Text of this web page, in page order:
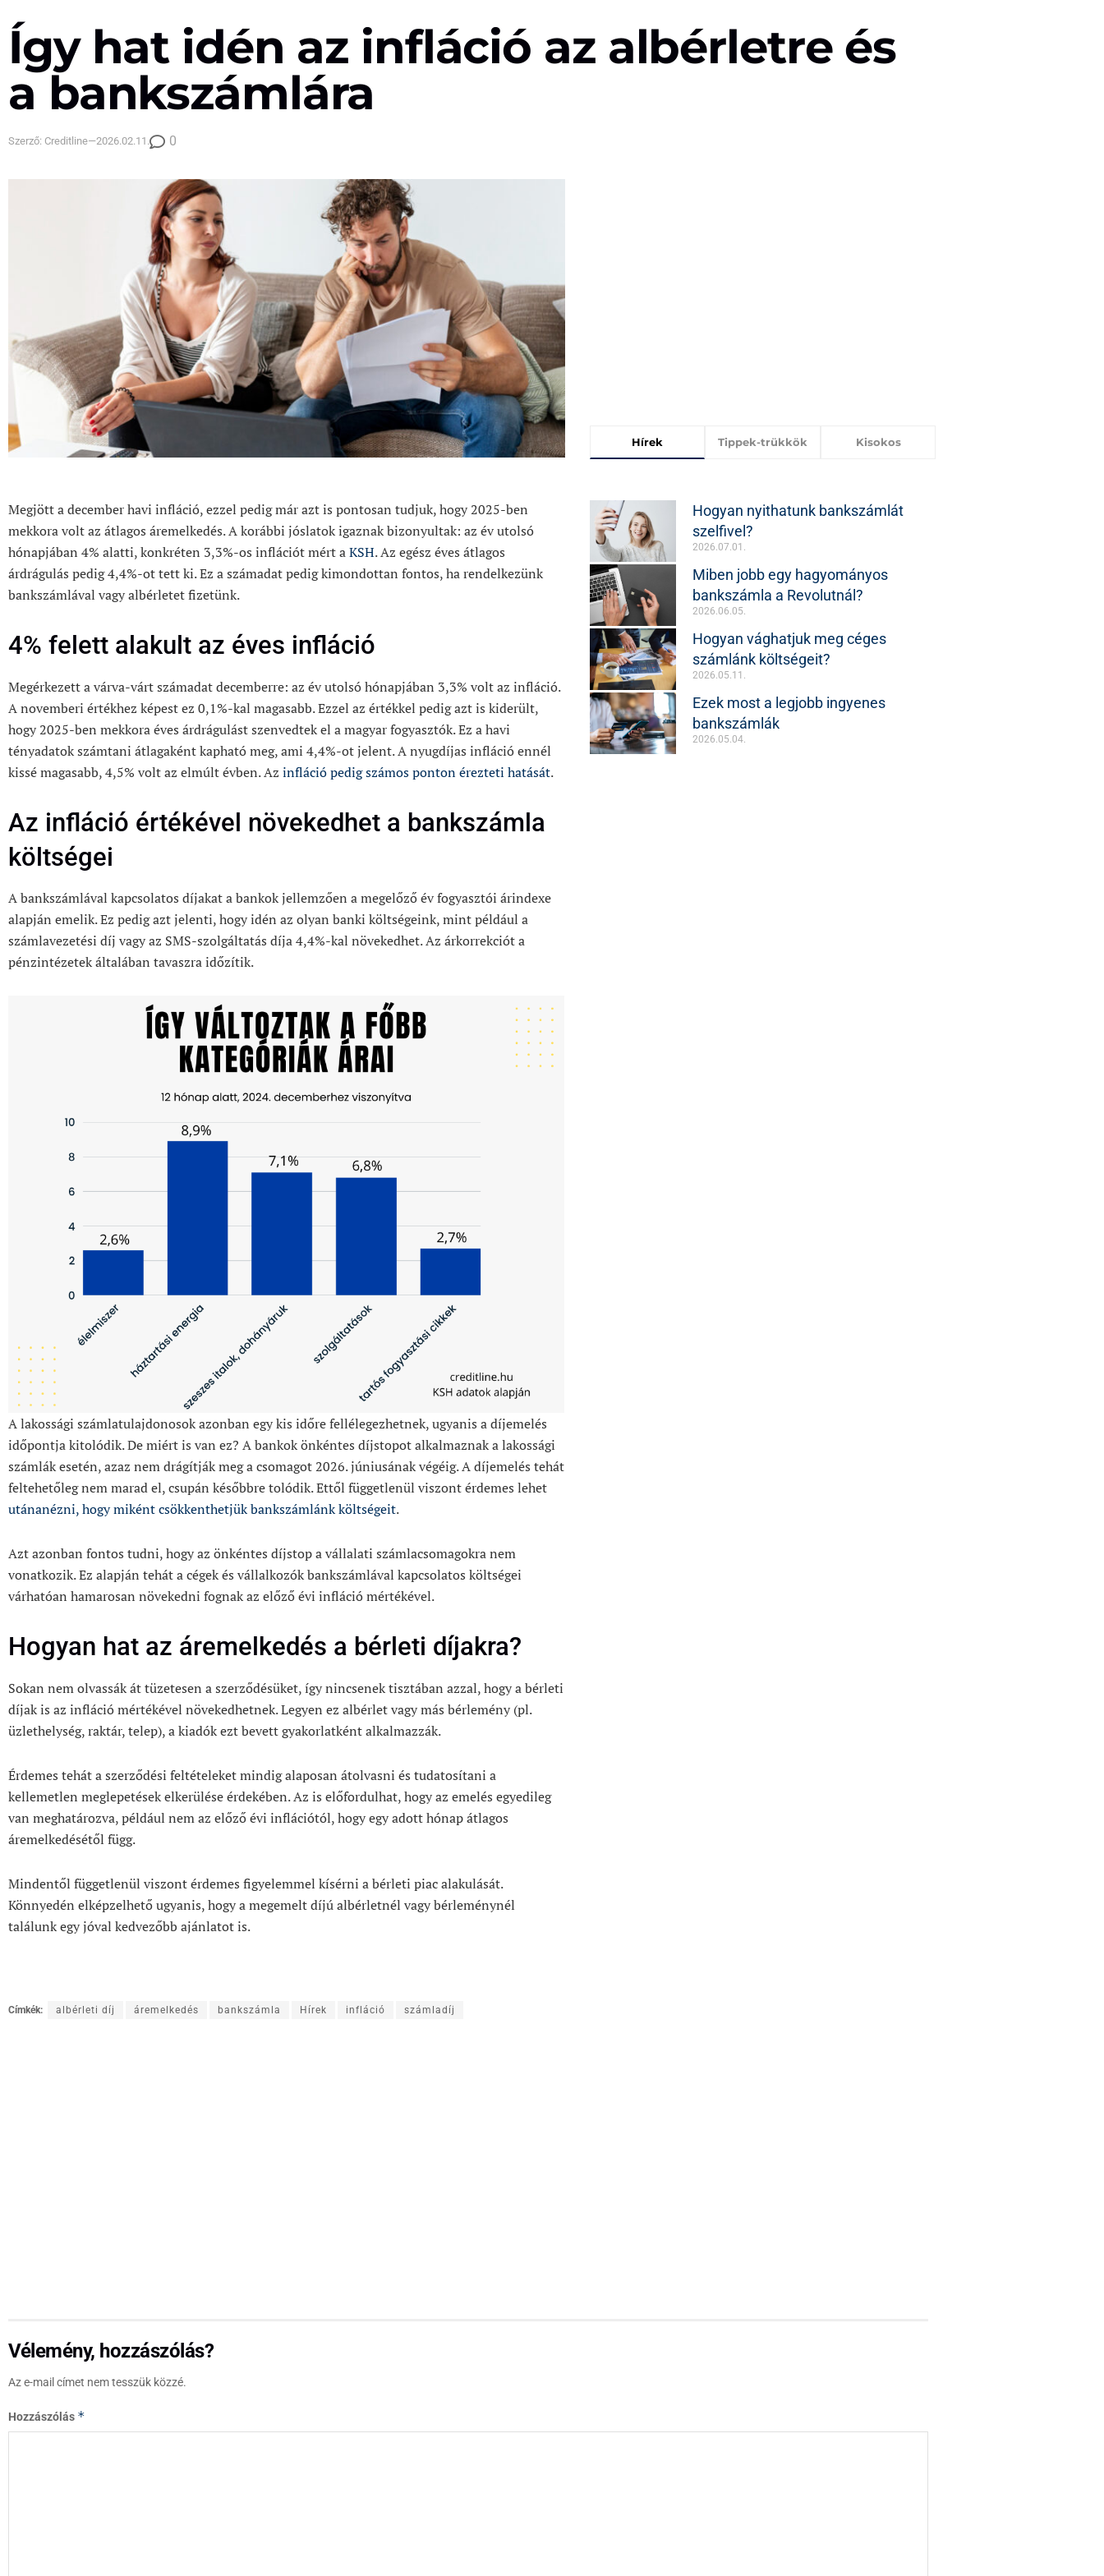
Így hat idén az infláció az albérletre és
a bankszámlára
Szerző: Creditline—2026.02.11. 0
Megjött a december havi infláció, ezzel pedig már azt is pontosan tudjuk, hogy 2025-ben
mekkora volt az átlagos áremelkedés. A korábbi jóslatok igaznak bizonyultak: az év utolsó
hónapjában 4% alatti, konkréten 3,3%-os inflációt mért aKSH. Az egész éves átlagos
árdrágulás pedig 4,4%-ot tett ki. Ez a számadat pedig kimondottan fontos, ha rendelkezünk
bankszámlával vagy albérletet fizetünk.
4% felett alakult az éves infláció
Megérkezett a várva-várt számadat decemberre: az év utolsó hónapjában 3,3% volt az infláció.
A novemberi értékhez képest ez 0,1%-kal magasabb. Ezzel az értékkel pedig azt is kiderült,
hogy 2025-ben mekkora éves árdrágulást szenvedtek el a magyar fogyasztók. Ez a havi
tényadatok számtani átlagaként kapható meg, ami 4,4%-ot jelent. A nyugdíjas infláció ennél
kissé magasabb, 4,5% volt az elmúlt évben. Az infláció pedig számos ponton érezteti hatását.
Az infláció értékével növekedhet a bankszámla
költségei
A bankszámlával kapcsolatos díjakat a bankok jellemzően a megelőző év fogyasztói árindexe
alapján emelik. Ez pedig azt jelenti, hogy idén az olyan banki költségeink, mint például a
számlavezetési díj vagy az SMS-szolgáltatás díja 4,4%-kal növekedhet. Az árkorrekciót a
pénzintézetek általában tavaszra időzítik.
A lakossági számlatulajdonosok azonban egy kis időre fellélegezhetnek, ugyanis a díjemelés
időpontja kitolódik. De miért is van ez? A bankok önkéntes díjstopot alkalmaznak a lakossági
számlák esetén, azaz nem drágítják meg a csomagot 2026. júniusának végéig. A díjemelés tehát
feltehetőleg nem marad el, csupán későbbre tolódik. Ettől függetlenül viszont érdemes lehet
utánanézni, hogy miként csökkenthetjük bankszámlánk költségeit.
Azt azonban fontos tudni, hogy az önkéntes díjstop a vállalati számlacsomagokra nem
vonatkozik. Ez alapján tehát a cégek és vállalkozók bankszámlával kapcsolatos költségei
várhatóan hamarosan növekedni fognak az előző évi infláció mértékével.
Hogyan hat az áremelkedés a bérleti díjakra?
Sokan nem olvassák át tüzetesen a szerződésüket, így nincsenek tisztában azzal, hogy a bérleti
díjak is az infláció mértékével növekedhetnek. Legyen ez albérlet vagy más bérlemény (pl.
üzlethelység, raktár, telep), a kiadók ezt bevett gyakorlatként alkalmazzák.
Érdemes tehát a szerződési feltételeket mindig alaposan átolvasni és tudatosítani a
kellemetlen meglepetések elkerülése érdekében. Az is előfordulhat, hogy az emelés egyedileg
van meghatározva, például nem az előző évi inflációtól, hogy egy adott hónap átlagos
áremelkedésétől függ.
Mindentől függetlenül viszont érdemes figyelemmel kísérni a bérleti piac alakulását.
Könnyedén elképzelhető ugyanis, hogy a megemelt díjú albérletnél vagy bérleménynél
találunk egy jóval kedvezőbb ajánlatot is.
Címkék: albérleti díj áremelkedés bankszámla Hírek infláció számladíj
Hírek Tippek-trükkök Kisokos
Hogyan nyithatunk bankszámlát
szelfivel?
2026.07.01.
Miben jobb egy hagyományos
bankszámla a Revolutnál?
2026.06.05.
Hogyan vághatjuk meg céges
számlánk költségeit?
2026.05.11.
Ezek most a legjobb ingyenes
bankszámlák
2026.05.04.
Vélemény, hozzászólás?
Az e-mail címet nem tesszük közzé.
Hozzászólás *